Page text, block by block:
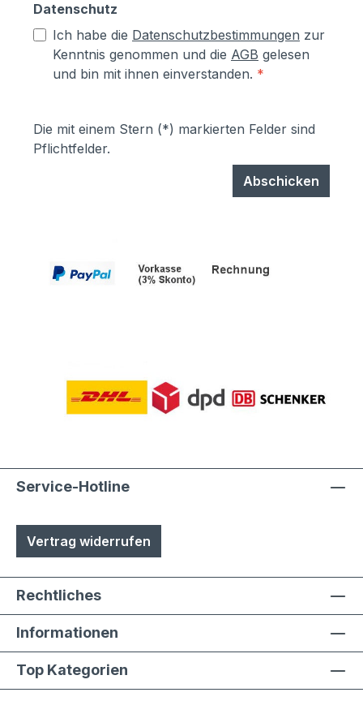
Datenschutz
Ich habe die Datenschutzbestimmungen zur
Kenntnis genommen und die AGB gelesen
und bin mit ihnen einverstanden. *
Die mit einem Stern (*) markierten Felder sind
Pflichtfelder.
Abschicken
Service-Hotline
Vertrag widerrufen
Rechtliches
Informationen
Top Kategorien